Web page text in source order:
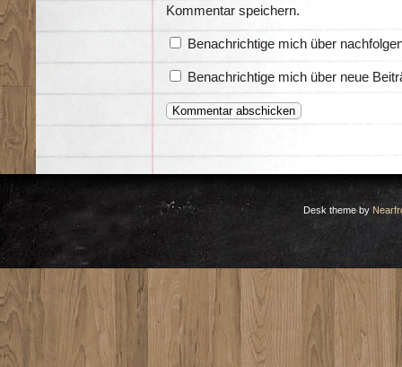
Kommentar speichern.
Benachrichtige mich über
Benachrichtige mich über neue
Desk theme by